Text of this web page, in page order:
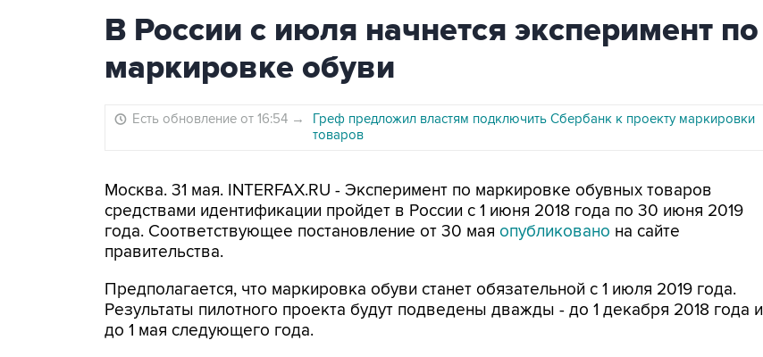
В России с июля начнется эксперимент по
маркировке обуви
Есть обновление от 16:54 →
Греф предложил властям подключить Сбербанк к проекту маркировки
товаров
Москва. 31 мая. INTERFAX.RU - Эксперимент по маркировке обувных товаров
средствами идентификации пройдет в России с 1 июня 2018 года по 30 июня 2019
года. Соответствующее постановление от 30 мая опубликовано на сайте
правительства.
Предполагается, что маркировка обуви станет обязательной с 1 июля 2019 года.
Результаты пилотного проекта будут подведены дважды - до 1 декабря 2018 года и
до 1 мая следующего года.